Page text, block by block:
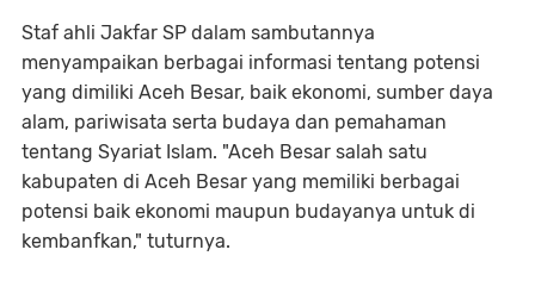
Staf ahli Jakfar SP dalam sambutannya
menyampaikan berbagai informasi tentang potensi
yang dimiliki Aceh Besar, baik ekonomi, sumber daya
alam, pariwisata serta budaya dan pemahaman
tentang Syariat Islam. "Aceh Besar salah satu
kabupaten di Aceh Besar yang memiliki berbagai
potensi baik ekonomi maupun budayanya untuk di
kembanfkan," tuturnya.